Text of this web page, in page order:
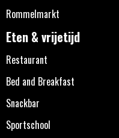
Rommelmarkt
Eten & vrijetijd
Restaurant
Bed and Breakfast
Snackbar
Sportschool